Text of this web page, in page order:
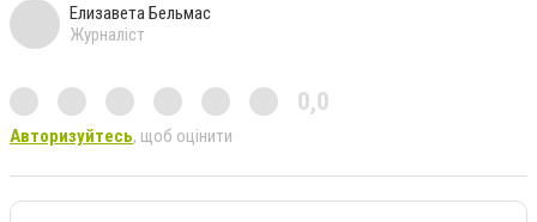
Елизавета Бельмас
Журналіст
0,0
Авторизуйтесь, щоб оцінити